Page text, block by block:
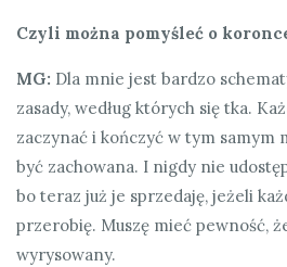
Czyli można pomyśleć o
MG: Dla mnie jest bardzo
zasady, według których się tka.
zaczynać i kończyć w tym samym
być zachowana. I nigdy nie
bo teraz już je sprzedaję, jeżeli
przerobię. Muszę mieć pewność,
wyrysowany.